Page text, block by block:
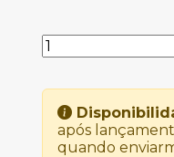
após
quando